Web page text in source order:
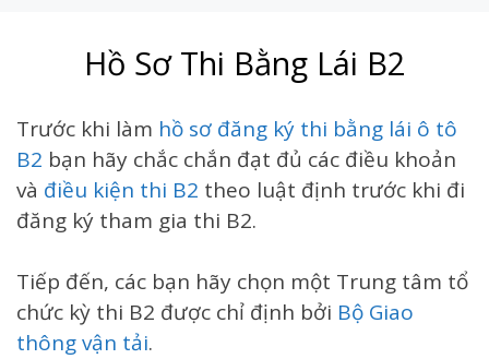
Hồ Sơ Thi Bằng Lái B2
Trước khi làm hồ sơ đăng ký thi bằng lái ô tô
B2 bạn hãy chắc chắn đạt đủ các điều khoản
và điều kiện thi B2 theo luật định trước khi đi
đăng ký tham gia thi B2.
Tiếp đến, các bạn hãy chọn một Trung tâm tổ
chức kỳ thi B2 được chỉ định bởi Bộ Giao
thông vận tải.